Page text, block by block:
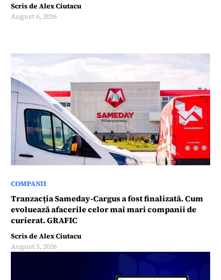
Scris deAlex Ciutacu
August 6, 2026
COMPANII
Tranzacția Sameday-Cargus a fost finalizată. Cum
evoluează afacerile celor mai mari companii de
curierat. GRAFIC
Scris deAlex Ciutacu
August 5, 2026